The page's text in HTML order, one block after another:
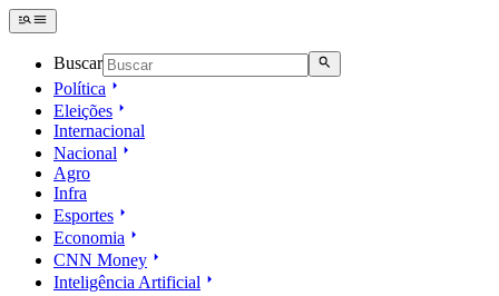
Buscar
Política
Eleições
Internacional
Nacional
Agro
Infra
Esportes
Economia
CNN Money
Inteligência Artificial